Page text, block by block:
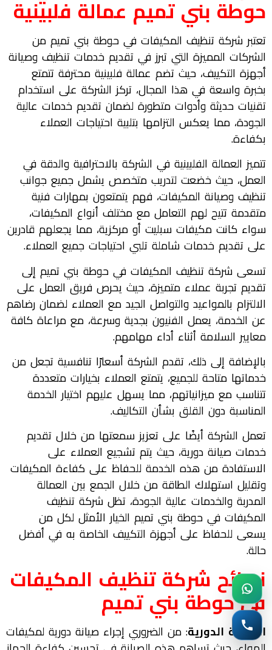
حوطة بني تميم عمالة فلبينية
تعتبر شركة تنظيف المكيفات في حوطة بني تميم من
الشركات المميزة التي تبرز في تقديم خدمات تنظيف وصيانة
أجهزة التكييف، حيث تضم عمالة فلبينية محترفة تتمتع
بخبرة واسعة في هذا المجال، تركز الشركة على استخدام
تقنيات حديثة وأدوات متطورة لضمان تقديم خدمات عالية
الجودة، مما يعكس التزامها بتلبية احتياجات العملاء
بكفاءة.
تتميز العمالة الفلبينية في الشركة بالاحترافية والدقة في
العمل، حيث خضعت لتدريب متخصص يشمل جميع جوانب
تنظيف وصيانة المكيفات، فهم يتمتعون بمهارات فنية
متقدمة تتيح لهم التعامل مع مختلف أنواع المكيفات،
سواء كانت مكيفات سبليت أو مركزية، مما يجعلهم قادرين
على تقديم خدمات شاملة تلبي احتياجات جميع العملاء.
تسعى شركة تنظيف المكيفات في حوطة بني تميم إلى
تقديم تجربة عملاء متميزة، حيث يحرص فريق العمل على
الالتزام بالمواعيد والتواصل الجيد مع العملاء لضمان رضاهم
عن الخدمة، يعمل الفنيون بجدية وسرعة، مع مراعاة كافة
معايير السلامة أثناء أداء مهامهم.
بالإضافة إلى ذلك، تقدم الشركة أسعارًا تنافسية تجعل من
خدماتها متاحة للجميع، يتمتع العملاء بخيارات متعددة
تتناسب مع ميزانياتهم، مما يسهل عليهم اختيار الخدمة
المناسبة دون القلق بشأن التكاليف.
تعمل الشركة أيضًا على تعزيز سمعتها من خلال تقديم
خدمات صيانة دورية، حيث يتم تشجيع العملاء على
الاستفادة من هذه الخدمة للحفاظ على كفاءة المكيفات
وتقليل استهلاك الطاقة من خلال الجمع بين العمالة
المدربة والخدمات عالية الجودة، تظل شركة تنظيف
المكيفات في حوطة بني تميم الخيار الأمثل لكل من
يسعى للحفاظ على أجهزة التكييف الخاصة به في أفضل
حالة.
نصائح شركة تنظيف المكيفات
في حوطة بني تميم
الصيانة الدورية: من الضروري إجراء صيانة دورية لمكيفات